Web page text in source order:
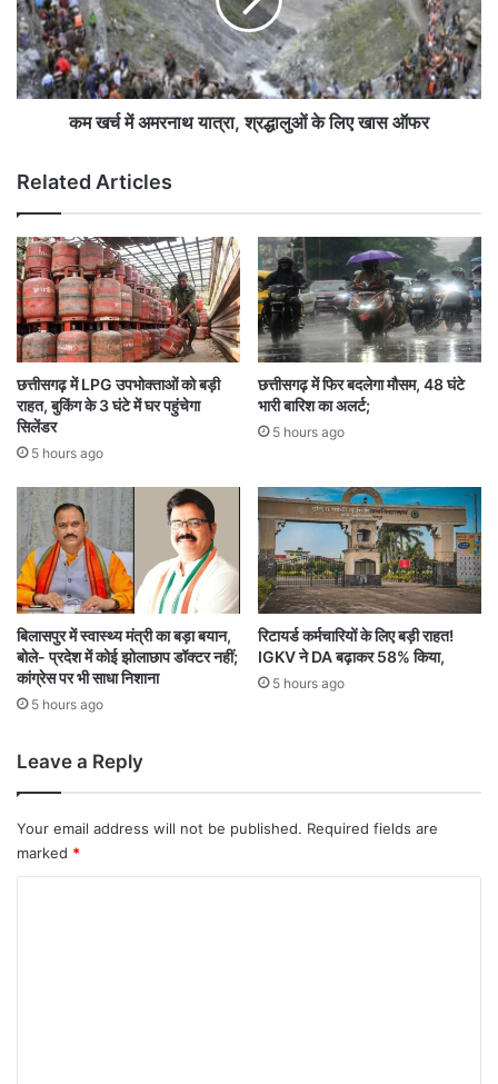
ठे
के
दा
रों
य
न
नि
र
स्त
अ
म
र
ना
,
श्र
द्धा
लु
ओं
के
लि
ए
खा
स
ऑ
फ
कम खर्च में अमरनाथ यात्रा, श्रद्धालुओं के लिए खास ऑफर
Related Articles
छत्तीसगढ़ में LPG उपभोक्ताओं को बड़ी
राहत, बुकिंग के 3 घंटे में घर पहुंचेगा
सिलेंडर
5 hours ago
छत्तीसगढ़ में फिर बदलेगा मौसम, 48 घंटे
भारी बारिश का अलर्ट;
5 hours ago
बिलासपुर में स्वास्थ्य मंत्री का बड़ा बयान,
बोले- प्रदेश में कोई झोलाछाप डॉक्टर नहीं;
कांग्रेस पर भी साधा निशाना
5 hours ago
रिटायर्ड कर्मचारियों के लिए बड़ी राहत!
IGKV ने DA बढ़ाकर 58% किया,
5 hours ago
Leave a Reply
Your email address will not be published. Required fields are
marked *